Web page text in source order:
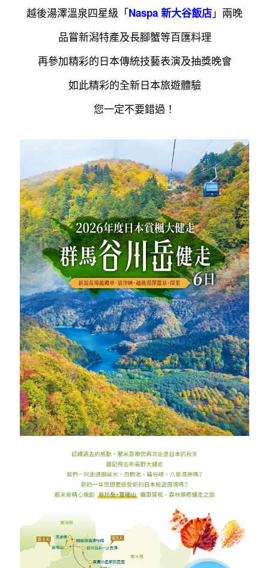
越後湯澤溫泉四星級「Naspa 新大谷飯店」兩晚
品嘗新潟特產及長腳蟹等百匯料理
再參加精彩的日本傳統技藝表演及抽獎晚會
如此精彩的全新日本旅遊體驗
您一定不要錯過！